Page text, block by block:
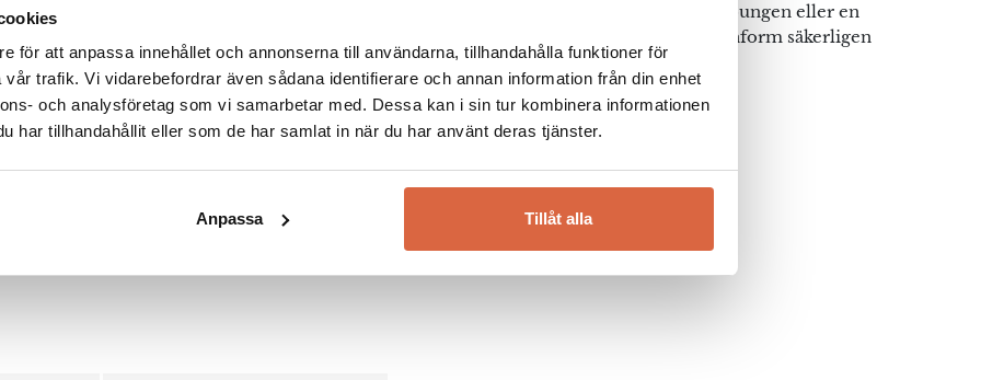
för att anpassa innehållet och annonserna till användarna, tillhandahålla funktioner för
trafik. Vi vidarebefordrar även sådana identifierare och annan information från din enhet
och analysföretag som vi samarbetar med. Dessa kan i sin tur kombinera informationen
har tillhandahållit eller som de har samlat in när du har använt deras tjänster.
Anpassa Tillåt alla
trä eller stål. Vare sig du söker en nätt fåtölj till loungen eller en
fåtölj till läshörnan med flera funktioner har Conform säkerligen
en fåtölj som passar dig.
Se allt från Conform